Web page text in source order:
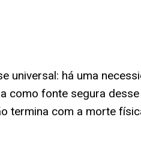
universal: há uma
como fonte segura
termina com a morte